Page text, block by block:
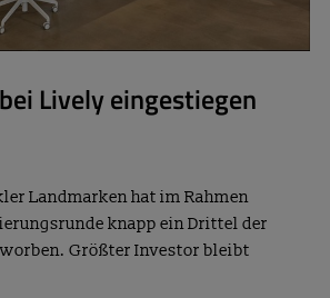
Lively eingestiegen
Landmarken hat im Rahmen
knapp ein Drittel der
Größter Investor bleibt